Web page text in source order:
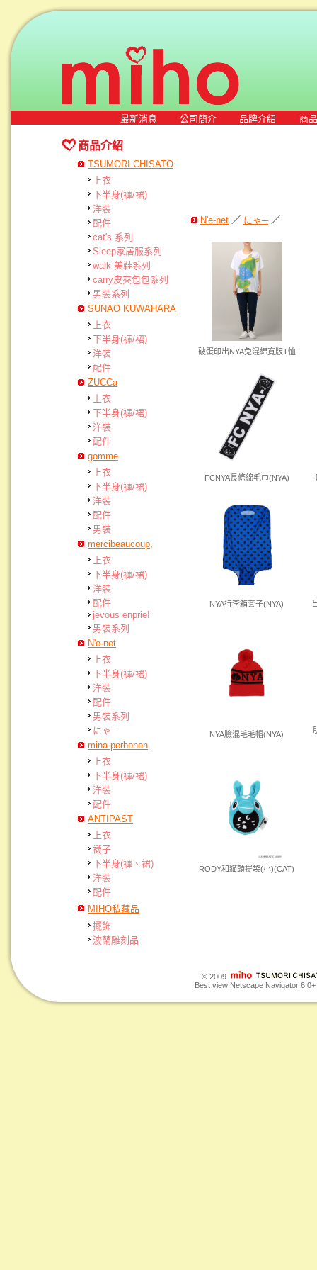
最新消息 公司簡介 品牌介紹 商
商品介紹
TSUMORI CHISATO
上衣
下半身(褲/裙)
洋裝
配件
cat's 系列
Sleep家居服系列
walk 美鞋系列
carry皮夾包包系列
男裝系列
SUNAO KUWAHARA
上衣
下半身(褲/裙)
洋裝
配件
ZUCCa
上衣
下半身(褲/裙)
洋裝
配件
gomme
上衣
下半身(褲/裙)
洋裝
配件
男裝
mercibeaucoup,
上衣
下半身(褲/裙)
洋裝
配件
jevous enprie!
男裝系列
N'e-net
上衣
下半身(褲/裙)
洋裝
配件
男裝系列
にゃ─
mina perhonen
上衣
下半身(褲/裙)
洋裝
配件
ANTIPAST
上衣
襪子
下半身(褲、裙)
洋裝
配件
MIHO私藏品
擺飾
波蘭雕刻品
N'e-net ／ にゃ─／
破蛋印出NYA兔混綿寬版T恤
FCNYA長條綿毛巾(NYA)
NYA行李箱套子(NYA)
NYA臉混毛毛帽(NYA)
RODY和貓頭提袋(小)(CAT)
© 2009
Best view Netscape Navigator